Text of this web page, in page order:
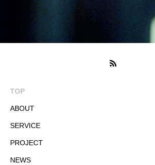
TOP
ABOUT
SERVICE
PROJECT
NEWS